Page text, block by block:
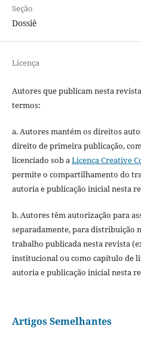
Seção
Dossiê
Licença
Autores que publicam nesta
termos:
a. Autores mantém os direitos
direito de primeira publicação,
licenciado sob aLicença Creative
permite o compartilhamento do
autoria e publicação inicial nesta
b. Autores têm autorização para
separadamente, para distribuição
trabalho publicada nesta revista
institucional ou como capítulo de
autoria e publicação inicial nesta
Artigos Semelhantes